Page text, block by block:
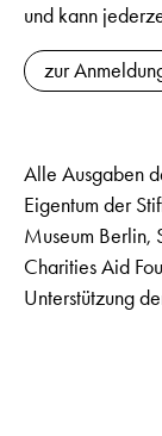
und kann
zur
Alle Ausgaben
Eigentum der
Museum Berlin,
Charities Aid
Unterstützung